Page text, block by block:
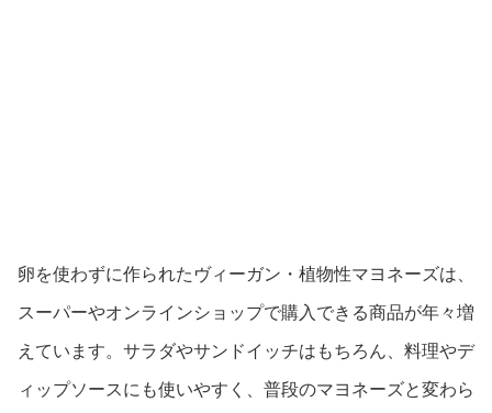
卵を使わずに作られたヴィーガン・植物性マヨネーズは、
スーパーやオンラインショップで購入できる商品が年々増
えています。サラダやサンドイッチはもちろん、料理やデ
ィップソースにも使いやすく、普段のマヨネーズと変わら